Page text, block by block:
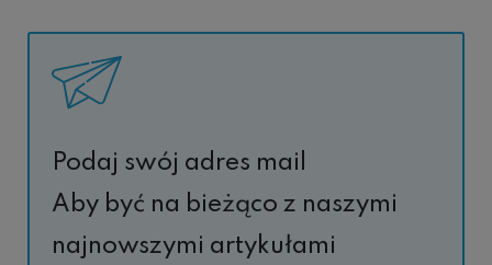
Podaj swój adres mail
Aby być na bieżąco z naszymi
najnowszymi artykułami